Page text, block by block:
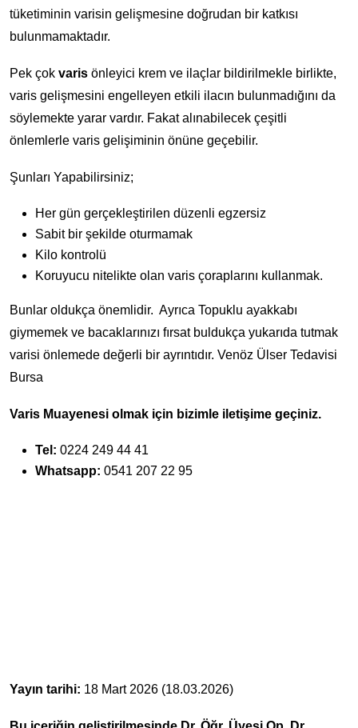
tüketiminin varisin gelişmesine doğrudan bir katkısı
bulunmamaktadır.
Pek çok varis önleyici krem ve ilaçlar bildirilmekle birlikte,
varis gelişmesini engelleyen etkili ilacın bulunmadığını da
söylemekte yarar vardır. Fakat alınabilecek çeşitli
önlemlerle varis gelişiminin önüne geçebilir.
Şunları Yapabilirsiniz;
Her gün gerçekleştirilen düzenli egzersiz
Sabit bir şekilde oturmamak
Kilo kontrolü
Koruyucu nitelikte olan varis çoraplarını kullanmak.
Bunlar oldukça önemlidir. Ayrıca Topuklu ayakkabı
giymemek ve bacaklarınızı fırsat buldukça yukarıda tutmak
varisi önlemede değerli bir ayrıntıdır. Venöz Ülser Tedavisi
Bursa
Varis Muayenesi olmak için bizimle iletişime geçiniz.
Tel: 0224 249 44 41
Whatsapp: 0541 207 22 95
Yayın tarihi: 18 Mart 2026 (18.03.2026)